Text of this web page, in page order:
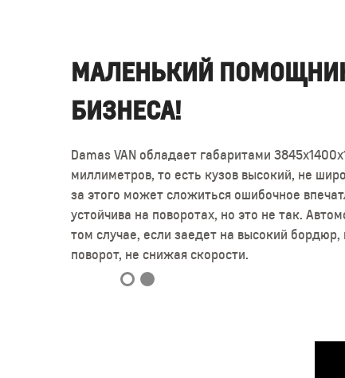
МАЛЕНЬКИЙ
БИЗНЕСА!
Damas VAN обладает габаритами
миллиметров, то есть кузов высокий, не
за этого может сложиться ошибочное
устойчива на поворотах, но это не так.
том случае, если заедет на высокий бордюр,
поворот, не снижая скорости.
ЭКСТЕРЬЕР
Передние стойки обладают незначительным
широком бампере установлены узкие
пассажирский отсек открываются вбок, в
одна дверь распахивающаяся вверх.